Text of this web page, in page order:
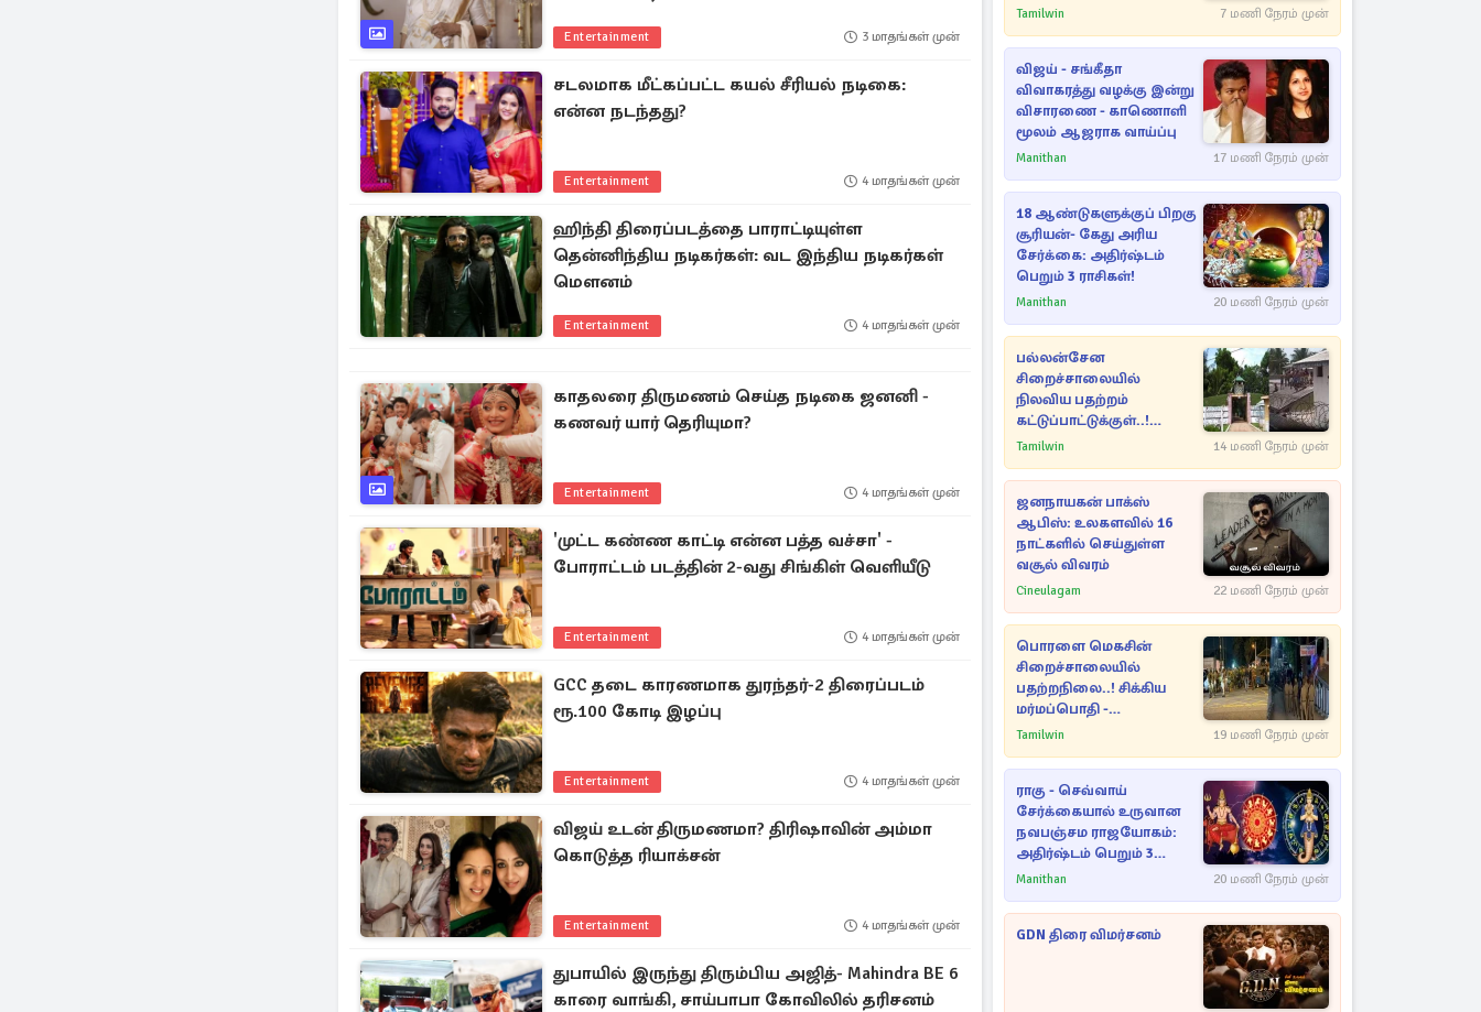
Entertainment 3 மாதங்கள் முன்
சடலமாக மீட்கப்பட்ட கயல் சீரியல் நடிகை:
என்ன நடந்தது?
Entertainment 4 மாதங்கள் முன்
ஹிந்தி திரைப்படத்தை பாராட்டியுள்ள
தென்னிந்திய நடிகர்கள்: வட இந்திய நடிகர்கள்
மௌனம்
Entertainment 4 மாதங்கள் முன்
காதலரை திருமணம் செய்த நடிகை ஜனனி -
கணவர் யார் தெரியுமா?
Entertainment 4 மாதங்கள் முன்
'முட்ட கண்ண காட்டி என்ன பத்த வச்சா' -
போராட்டம் படத்தின் 2-வது சிங்கிள் வெளியீடு
Entertainment 4 மாதங்கள் முன்
GCC தடை காரணமாக துரந்தர்-2 திரைப்படம்
ரூ.100 கோடி இழப்பு
Entertainment 4 மாதங்கள் முன்
விஜய் உடன் திருமணமா? திரிஷாவின் அம்மா
கொடுத்த ரியாக்சன்
Entertainment 4 மாதங்கள் முன்
துபாயில் இருந்து திரும்பிய அஜித்- Mahindra BE 6
காரை வாங்கி, சாய்பாபா கோவிலில் தரிசனம்
Tamilwin 7 மணி நேரம் முன்
விஜய் - சங்கீதா
விவாகரத்து வழக்கு இன்று
விசாரணை - காணொளி
மூலம் ஆஜராக வாய்ப்பு
Manithan 17 மணி நேரம் முன்
18 ஆண்டுகளுக்குப் பிறகு
சூரியன்- கேது அரிய
சேர்க்கை: அதிர்ஷ்டம்
பெறும் 3 ராசிகள்!
Manithan 20 மணி நேரம் முன்
பல்லன்சேன
சிறைச்சாலையில்
நிலவிய பதற்றம்
கட்டுப்பாட்டுக்குள்..!
அதிரடியாக களமிறங்கிய
Tamilwin 14 மணி நேரம் முன்
ஜனநாயகன் பாக்ஸ்
ஆபிஸ்: உலகளவில் 16
நாட்களில் செய்துள்ள
வசூல் விவரம்
Cineulagam 22 மணி நேரம் முன்
பொரளை மெகசின்
சிறைச்சாலையில்
பதற்றநிலை..! சிக்கிய
மர்மப்பொதி -
பின்னணியில் வெளியான
Tamilwin 19 மணி நேரம் முன்
ராகு - செவ்வாய்
சேர்க்கையால் உருவான
நவபஞ்சம ராஜயோகம்:
அதிர்ஷ்டம் பெறும் 3
ராசிகள்!
Manithan 20 மணி நேரம் முன்
GDN திரை விமர்சனம்